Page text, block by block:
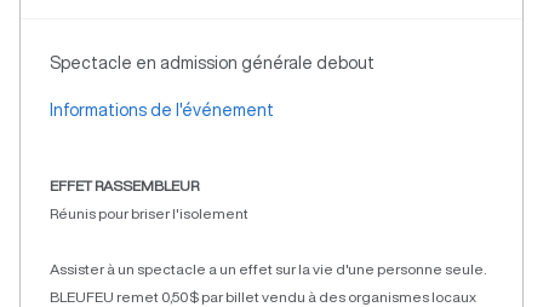
Spectacle en admission générale debout
Informations de l'événement
EFFET RASSEMBLEUR
Réunis pour briser l'isolement
Assister à un spectacle a un effet sur la vie d'une personne seule.
BLEUFEU remet 0,50$ par billet vendu à des organismes locaux